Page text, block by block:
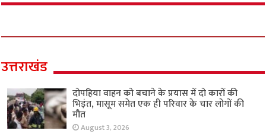
उत्तराखंड
दोपहिया वाहन को बचाने के प्रयास में दो कारों की
भिड़ंत, मासूम समेत एक ही परिवार के चार लोगों की
मौत
August 3, 2026